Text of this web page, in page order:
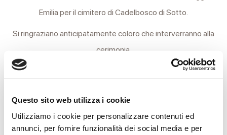
Questo sito web utilizza i cookie
Utilizziamo i cookie per personalizzare contenuti ed
annunci, per fornire funzionalità dei social media e per
Emilia per il cimitero di Cadelbosco di Sotto.
Si ringraziano anticipatamente coloro che interverranno alla
cerimonia.
La famiglia desidera porgere un particolare ringraziamento
dell’Hospice Casa Madonna dell’Uliveto per la gentilezza e
le premurose cure prestate.